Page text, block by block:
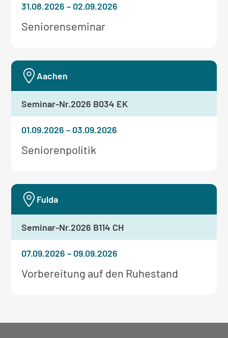
Weitere
Seminar:
Seniorenseminar
31.08.2026– 02.09.2026
Weitere
Seminar:
Seniorenpolitik
01.09.2026– 03.09.2026
Aachen
Seminar-Nr.2026 B034 EK
Weitere
Vorbereitung auf den Ruhestand
07.09.2026– 09.09.2026
Fulda
Seminar-Nr.2026 B114 CH